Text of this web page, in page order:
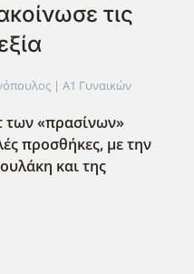
τις
| Α1 Γυναικών
των «πρασίνων»
προσθήκες, με την
και της